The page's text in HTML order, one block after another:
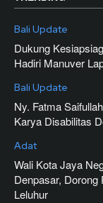
Bali Update
Dukung
Hadiri Manuver
Bali Update
Ny. Fatma
Karya Disabilitas
Adat
Wali Kota Jaya
Denpasar,
Leluhur